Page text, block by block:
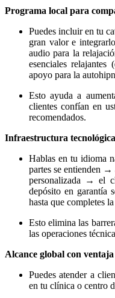
Programa local para
Puedes incluir en tu
gran valor e
audio para la
esenciales relajantes
apoyo para la
Esto ayuda a
clientes confían en
recomendados.
Infraestructura
Hablas en tu idioma
partes se entienden
personalizada → el
depósito en garantía
hasta que completes
Esto elimina las
las operaciones
Alcance global con
Puedes atender a
en tu clínica o centro